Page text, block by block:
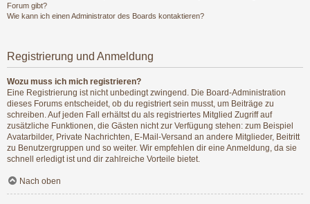
Forum gibt?
Wie kann ich einen Administrator des Boards kontaktieren?
Registrierung und Anmeldung
Wozu muss ich mich registrieren?
Eine Registrierung ist nicht unbedingt zwingend. Die Board-Administration
dieses Forums entscheidet, ob du registriert sein musst, um Beiträge zu
schreiben. Auf jeden Fall erhältst du als registriertes Mitglied Zugriff auf
zusätzliche Funktionen, die Gästen nicht zur Verfügung stehen: zum Beispiel
Avatarbilder, Private Nachrichten, E-Mail-Versand an andere Mitglieder, Beitritt
zu Benutzergruppen und so weiter. Wir empfehlen dir eine Anmeldung, da sie
schnell erledigt ist und dir zahlreiche Vorteile bietet.
Nach oben